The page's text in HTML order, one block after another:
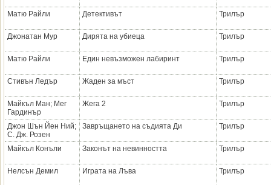
Матю Райли Детективът Трилър
Джонатан Мур Дирята на убиеца Трилър
Матю Райли Един невъзможен лабиринт Трилър
Стивън Ледър Жаден за мъст Трилър
Майкъл Ман; Мег
Гардинър
Жега 2 Трилър
Джон Шън Йен Ний;
С. Дж. Розен
Завръщането на съдията Ди Трилър
Майкъл Конъли Законът на невинността Трилър
Нелсън Демил Играта на Лъва Трилър